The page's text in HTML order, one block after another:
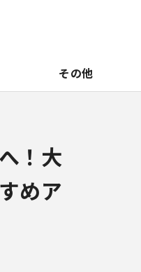
その他
！大
めア